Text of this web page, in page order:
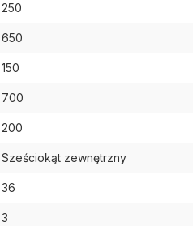
250
650
150
700
200
Sześciokąt zewnętrzny
36
3